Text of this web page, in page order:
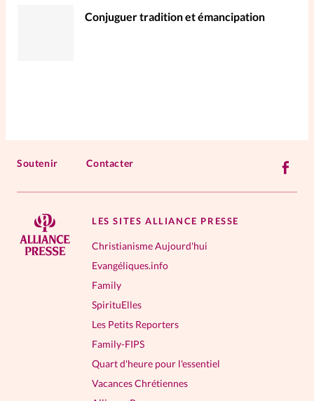
Conjuguer tradition et émancipation
Soutenir Contacter
LES SITES ALLIANCE PRESSE
Christianisme Aujourd'hui
Evangéliques.info
Family
SpirituElles
Les Petits Reporters
Family-FIPS
Quart d'heure pour l'essentiel
Vacances Chrétiennes